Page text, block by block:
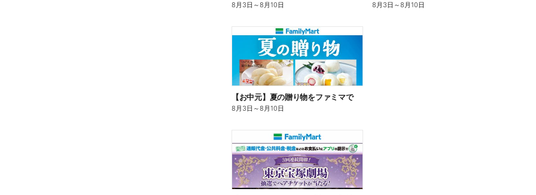
8月3日 ～8月10日 8月3日 ～8月10日
【お中元】夏の贈り物をファミマで
8月3日 ～8月10日